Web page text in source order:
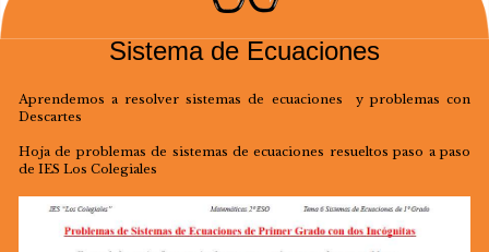
Sistema de Ecuaciones
Aprendemos a resolver sistemas de ecuaciones y problemas con
Descartes
Hoja de problemas de sistemas de ecuaciones resueltos paso a paso
de IES Los Colegiales